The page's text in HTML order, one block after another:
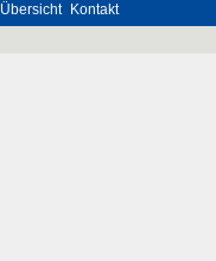
Übersicht Kontakt